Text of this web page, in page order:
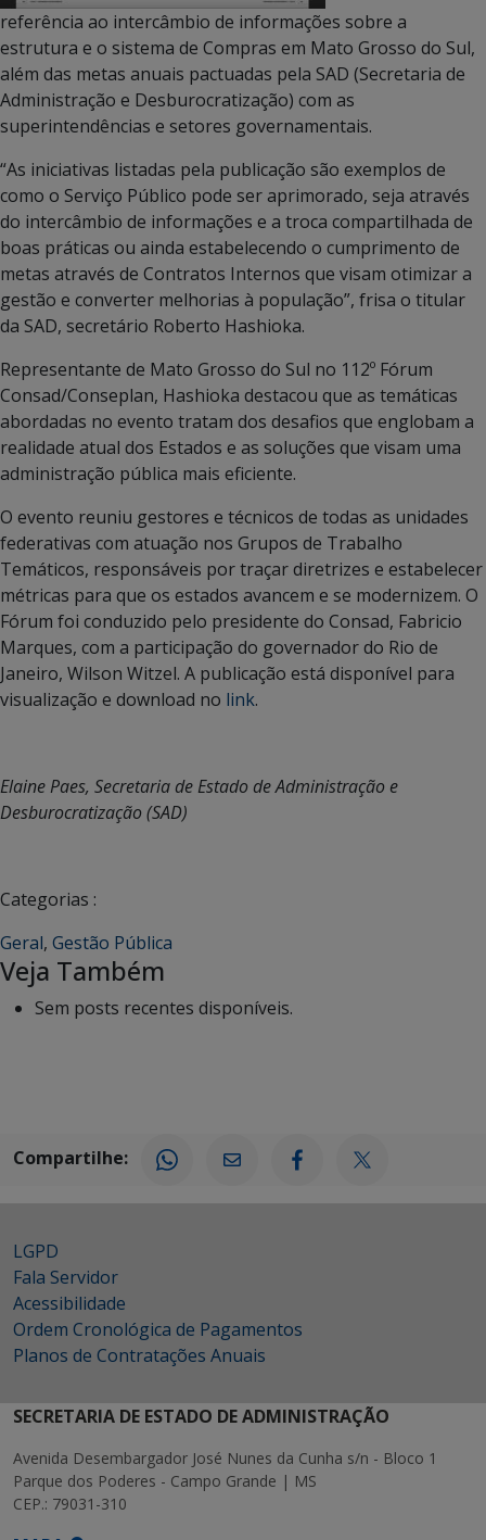
referência ao intercâmbio de informações sobre a
estrutura e o sistema de Compras em Mato Grosso do Sul,
além das metas anuais pactuadas pela SAD (Secretaria de
Administração e Desburocratização) com as
superintendências e setores governamentais.
“As iniciativas listadas pela publicação são exemplos de
como o Serviço Público pode ser aprimorado, seja através
do intercâmbio de informações e a troca compartilhada de
boas práticas ou ainda estabelecendo o cumprimento de
metas através de Contratos Internos que visam otimizar a
gestão e converter melhorias à população”, frisa o titular
da SAD, secretário Roberto Hashioka.
Representante de Mato Grosso do Sul no 112º Fórum
Consad/Conseplan, Hashioka destacou que as temáticas
abordadas no evento tratam dos desafios que englobam a
realidade atual dos Estados e as soluções que visam uma
administração pública mais eficiente.
O evento reuniu gestores e técnicos de todas as unidades
federativas com atuação nos Grupos de Trabalho
Temáticos, responsáveis por traçar diretrizes e estabelecer
métricas para que os estados avancem e se modernizem. O
Fórum foi conduzido pelo presidente do Consad, Fabricio
Marques, com a participação do governador do Rio de
Janeiro, Wilson Witzel. A publicação está disponível para
visualização e download no link.
Elaine Paes, Secretaria de Estado de Administração e
Desburocratização (SAD)
Categorias :
Geral, Gestão Pública
Veja Também
Sem posts recentes disponíveis.
Compartilhe:
LGPD
Fala Servidor
Acessibilidade
Ordem Cronológica de Pagamentos
Planos de Contratações Anuais
SECRETARIA DE ESTADO DE ADMINISTRAÇÃO
Avenida Desembargador José Nunes da Cunha s/n - Bloco 1
Parque dos Poderes - Campo Grande | MS
CEP.: 79031-310